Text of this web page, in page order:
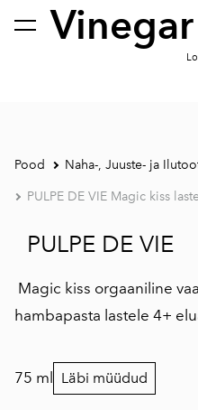
Vinegar
lisati ostukorvi. Vaata
Pood Naha-, Juuste- ja
PULPE DE VIE Magic kiss
PULPE DE VIE
Magic kiss orgaaniline
hambapasta lastele 4+
75 ml Läbi müüdud